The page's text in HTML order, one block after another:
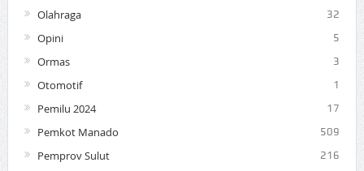
Olahraga 32
Opini 5
Ormas 3
Otomotif 1
Pemilu 2024 17
Pemkot Manado 509
Pemprov Sulut 216